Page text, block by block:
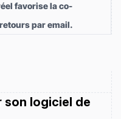
favorise la co-
par email.
son logiciel de